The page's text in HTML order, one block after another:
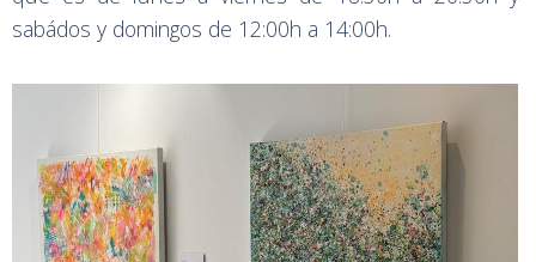
sabádos y domingos de 12:00h a 14:00h.